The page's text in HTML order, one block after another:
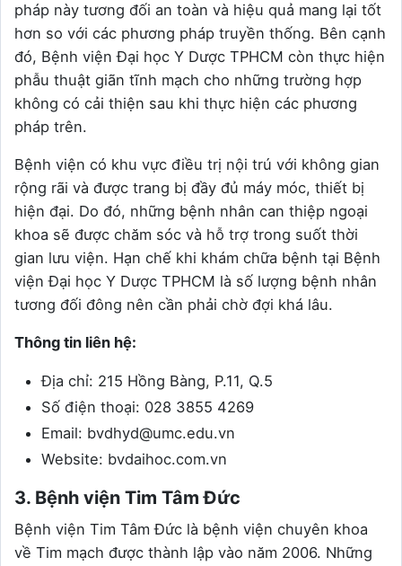
pháp này tương đối an toàn và hiệu quả mang lại tốt
hơn so với các phương pháp truyền thống. Bên cạnh
đó, Bệnh viện Đại học Y Dược TPHCM còn thực hiện
phẫu thuật giãn tĩnh mạch cho những trường hợp
không có cải thiện sau khi thực hiện các phương
pháp trên.
Bệnh viện có khu vực điều trị nội trú với không gian
rộng rãi và được trang bị đầy đủ máy móc, thiết bị
hiện đại. Do đó, những bệnh nhân can thiệp ngoại
khoa sẽ được chăm sóc và hỗ trợ trong suốt thời
gian lưu viện. Hạn chế khi khám chữa bệnh tại Bệnh
viện Đại học Y Dược TPHCM là số lượng bệnh nhân
tương đối đông nên cần phải chờ đợi khá lâu.
Thông tin liên hệ:
Địa chỉ: 215 Hồng Bàng, P.11, Q.5
Số điện thoại: 028 3855 4269
Email: bvdhyd@umc.edu.vn
Website: bvdaihoc.com.vn
3. Bệnh viện Tim Tâm Đức
Bệnh viện Tim Tâm Đức là bệnh viện chuyên khoa
về Tim mạch được thành lập vào năm 2006. Những